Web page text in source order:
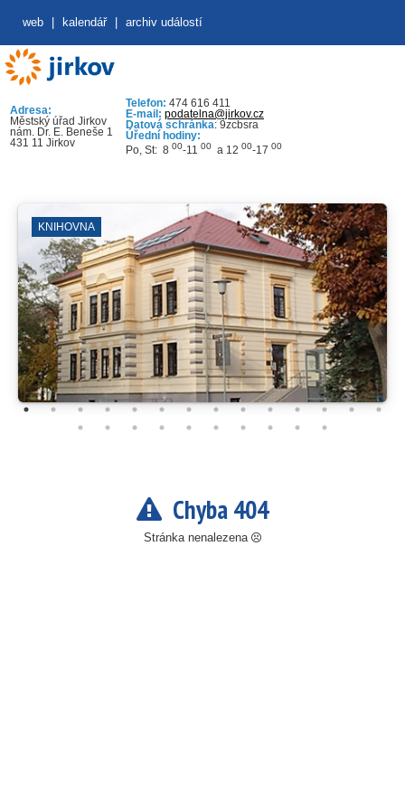
web kalendář archiv událostí
Adresa:
Městský úřad Jirkov
nám. Dr. E. Beneše 1
431 11 Jirkov
Telefon: 474 616 411
E-mail: podatelna@jirkov.cz
Datová schránka: 9zcbsra
Úřední hodiny:
Po, St: 8 00-11 00 a 12 00-17 00
KNIHOVNA
Chyba 404
Stránka nenalezena